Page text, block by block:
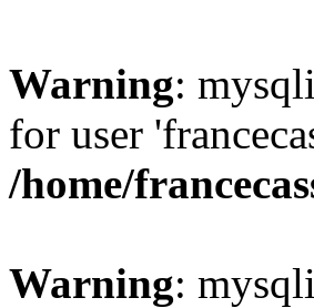
Warning:
for user
/home/
Warning: